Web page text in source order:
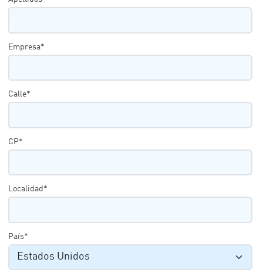
Empresa*
Calle*
CP*
Localidad*
País*